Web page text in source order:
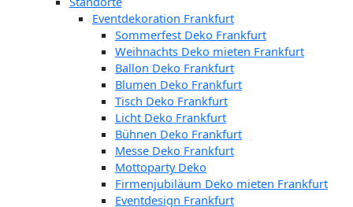
Eventdekoration Frankfurt
Sommerfest Deko Frankfurt
Weihnachts Deko mieten Frankfurt
Ballon Deko Frankfurt
Blumen Deko Frankfurt
Tisch Deko Frankfurt
Licht Deko Frankfurt
Bühnen Deko Frankfurt
Messe Deko Frankfurt
Mottoparty Deko
Firmenjubiläum Deko mieten Frankfurt
Eventdesign Frankfurt